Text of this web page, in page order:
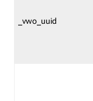
_vwo_uuid